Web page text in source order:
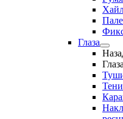
Глаза
Глаза